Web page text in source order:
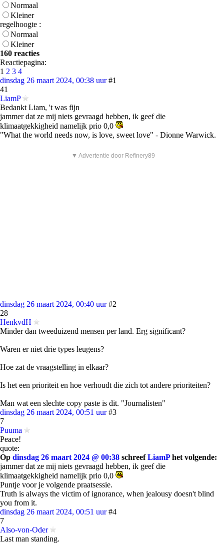
Normaal
Kleiner
regelhoogte :
Normaal
Kleiner
160 reacties
Reactiepagina:
1 2 3 4
dinsdag 26 maart 2024, 00:38 uur #1
41
LiamP
Bedankt Liam, 't was fijn
jammer dat ze mij niets gevraagd hebben, ik geef die
klimaatgekkigheid namelijk prio 0,0
"What the world needs now, is love, sweet love" - Dionne Warwick.
▼ Advertentie door Refinery89
dinsdag 26 maart 2024, 00:40 uur #2
28
HenkvdH
Minder dan tweeduizend mensen per land. Erg significant?
Waren er niet drie types leugens?
Hoe zat de vraagstelling in elkaar?
Is het een prioriteit en hoe verhoudt die zich tot andere prioriteiten?
Man wat een slechte copy paste is dit. "Journalisten"
dinsdag 26 maart 2024, 00:51 uur #3
7
Puuma
Peace!
quote:
Op dinsdag 26 maart 2024 @ 00:38 schreefLiamPhet volgende:
jammer dat ze mij niets gevraagd hebben, ik geef die
klimaatgekkigheid namelijk prio 0,0
Puntje voor je volgende praatsessie.
Truth is always the victim of ignorance, when jealousy doesn't blind
you from it.
dinsdag 26 maart 2024, 00:51 uur #4
7
Also-von-Oder
Last man standing.